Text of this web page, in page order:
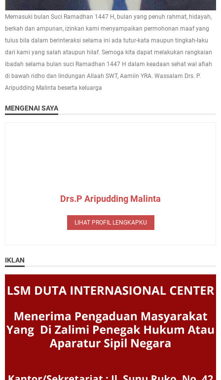
Memasuki bulan Suci Ramadhan 1447 H, bulan yang penuh rahmat, hidayah,
berkah dan ampunan, izinkan kami menyampaikan permohonan maaf yang
tulus bila dalam berinteraksi selama ini ada tutur-kata maupun tingkah-laku
dari kami yang salah ataupun hilaf. Semoga kita dapat melakukan rangkaian
ibadah selama bulan suci Ramadhan 1447 H dalam keadaan sehat wal afiah
di bawah ridho dan lindungan Allaah SWT, Aamiin YRA. Wassalam Drs. P.
Aripudding Malinta beserta keluarga
MENGENAI SAYA
Drs.P Aripudding Malinta
LIHAT PROFIL LENGKAPKU
IKLAN